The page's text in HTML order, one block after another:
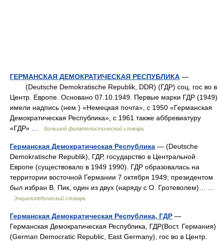
ГЕРМАНСКАЯ ДЕМОКРАТИЧЕСКАЯ РЕСПУБЛИКА —
(Deutsche Demokratische Republik, DDR) (ГДР) соц. гос во в
Центр. Европе. Основано 07.10.1949. Первые марки ГДР (1949)
имели надпись (нем.) «Немецкая почта», с 1950 «Германская
Демократическая Республика», с 1961 также аббревиатуру
«ГДР» …
Большой филателистический словарь
Германская Демократическая Республика — (Deutsche
Demokratische Republik), ГДР, государство в Центральной
Европе (существовало в 1949 1990). ГДР образовалась на
территории восточной Германии 7 октября 1949; президентом
был избран В. Пик, один из двух (наряду с О. Гротеволем)… …
Энциклопедический словарь
Германская Демократическая Республика, ГДР —
Германская Демократическая Республика, ГДР(Вост. Германия)
(German Democratic Republic, East Germany), гос во в Центр.